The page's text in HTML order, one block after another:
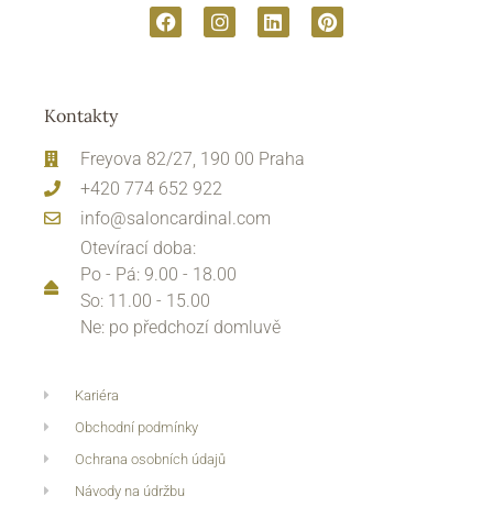
Kontakty
Freyova 82/27, 190 00 Praha
+420 774 652 922
info@saloncardinal.com
Otevírací doba:
Po - Pá: 9.00 - 18.00
So: 11.00 - 15.00
Ne: po předchozí domluvě
Kariéra
Obchodní podmínky
Ochrana osobních údajů
Návody na údržbu